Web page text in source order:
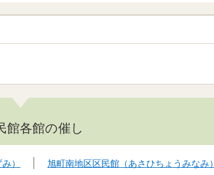
館各館の催し
）
旭町南地区区民館（あさひちょうみなみ）